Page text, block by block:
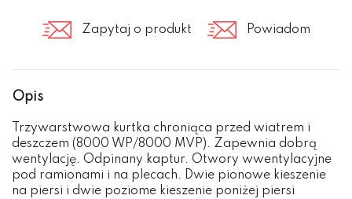
Zapytaj o produkt Powiadom
Opis
Trzywarstwowa kurtka chroniąca przed wiatrem i
deszczem (8000 WP/8000 MVP). Zapewnia dobrą
wentylację. Odpinany kaptur. Otwory wwentylacyjne
pod ramionami i na plecach. Dwie pionowe kieszenie
na piersi i dwie poziome kieszenie poniżej piersi